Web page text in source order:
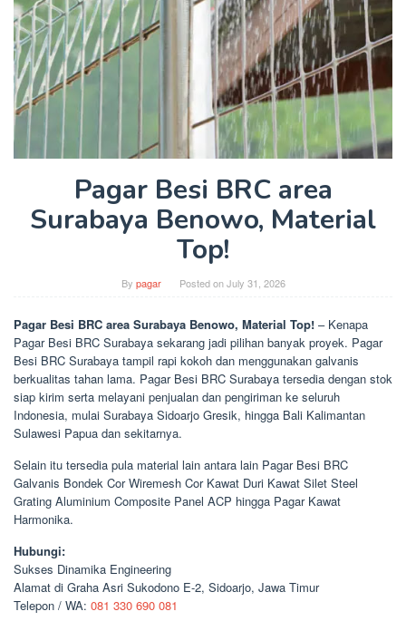
Pagar Besi BRC area
Surabaya Benowo, Material
Top!
By pagar Posted onJuly 31, 2026
Pagar Besi BRC area Surabaya Benowo, Material Top! – Kenapa
Pagar Besi BRC Surabaya sekarang jadi pilihan banyak proyek. Pagar
Besi BRC Surabaya tampil rapi kokoh dan menggunakan galvanis
berkualitas tahan lama. Pagar Besi BRC Surabaya tersedia dengan stok
siap kirim serta melayani penjualan dan pengiriman ke seluruh
Indonesia, mulai Surabaya Sidoarjo Gresik, hingga Bali Kalimantan
Sulawesi Papua dan sekitarnya.
Selain itu tersedia pula material lain antara lain Pagar Besi BRC
Galvanis Bondek Cor Wiremesh Cor Kawat Duri Kawat Silet Steel
Grating Aluminium Composite Panel ACP hingga Pagar Kawat
Harmonika.
Hubungi:
Sukses Dinamika Engineering
Alamat di Graha Asri Sukodono E-2, Sidoarjo, Jawa Timur
Telepon / WA: 081 330 690 081